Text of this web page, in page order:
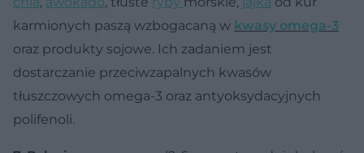
karmionych paszą wzbogacaną w kwasy omega-3
oraz produkty sojowe. Ich zadaniem jest
dostarczanie przeciwzapalnych kwasów
tłuszczowych omega-3 oraz antyoksydacyjnych
polifenoli.